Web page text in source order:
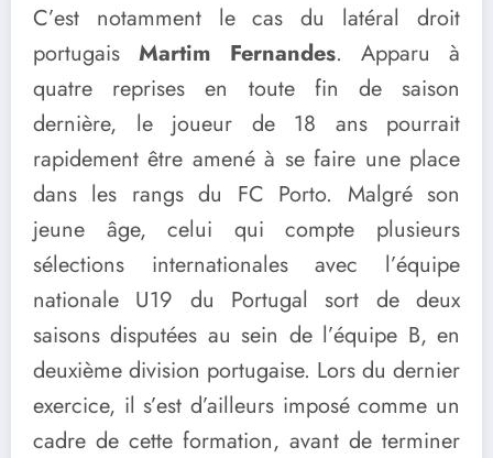
C’est notamment le cas du latéral droit
portugaisMartim Fernandes. Apparu à
quatre reprises en toute fin de saison
dernière, le joueur de 18 ans pourrait
rapidement être amené à se faire une place
dans les rangs du FC Porto. Malgré son
jeune âge, celui qui compte plusieurs
sélections internationales avec l’équipe
nationale U19 du Portugal sort de deux
saisons disputées au sein de l’équipe B, en
deuxième division portugaise. Lors du dernier
exercice, il s’est d’ailleurs imposé comme un
cadre de cette formation, avant de terminer